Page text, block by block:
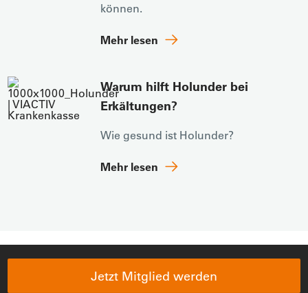
können.
Mehr lesen
Warum hilft Holunder bei
Erkältungen?
Wie gesund ist Holunder?
Mehr lesen
Jetzt Mitglied werden